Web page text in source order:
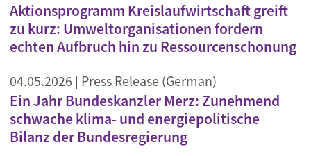
Aktionsprogramm Kreislaufwirtschaft greift
zu kurz: Umweltorganisationen fordern
echten Aufbruch hin zu Ressourcenschonung
04.05.2026 | Press Release (German)
Ein Jahr Bundeskanzler Merz: Zunehmend
schwache klima- und energiepolitische
Bilanz der Bundesregierung